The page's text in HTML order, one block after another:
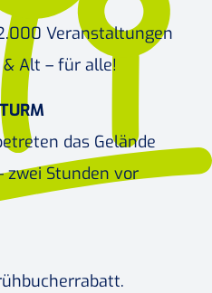
Veranstaltungen
Alt – für alle!
das Gelände
zwei Stunden vor